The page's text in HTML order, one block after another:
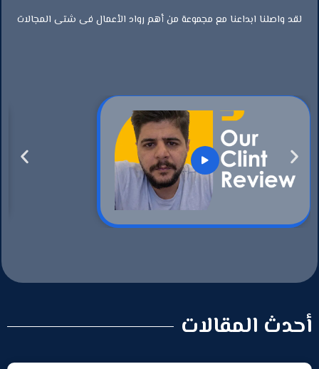
لقد واصلنا ابداعنا مع مجموعة من أهم رواد الأعمال فى شتى المجالات
أحدث المقالات